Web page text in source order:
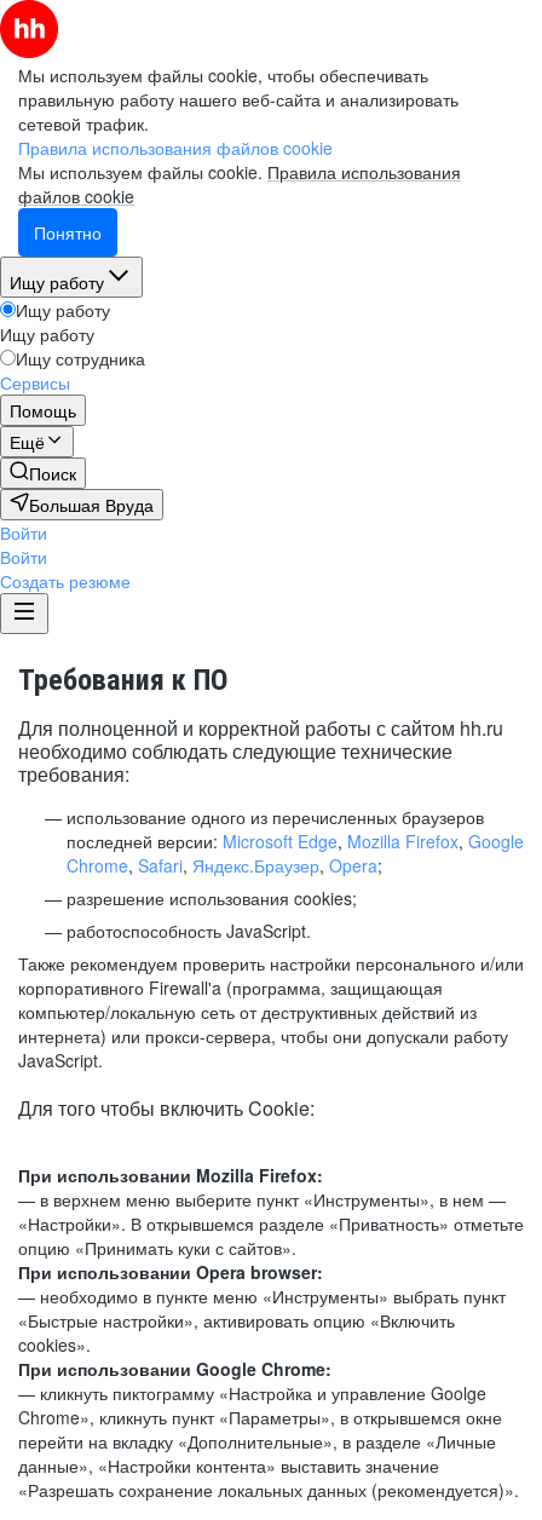
Мы используем файлы cookie, чтобы обеспечивать
правильную работу нашего веб-сайта и анализировать
сетевой трафик.
Правила использования файлов cookie
Мы используем файлы cookie. Правила использования
файлов cookie
Понятно
Ищу работу
Ищу работу
Ищу работу
Ищу сотрудника
Сервисы
Помощь
Ещё
Поиск
Большая Вруда
Войти
Войти
Создать резюме
Требования к ПО
Для полноценной и корректной работы с сайтом hh.ru
необходимо соблюдать следующие технические
требования:
использование одного из перечисленных браузеров
последней версии: Microsoft Edge, Mozilla Firefox, Google
Chrome, Safari, Яндекс.Браузер, Opera;
разрешение использования cookies;
работоспособность JavaScript.
Также рекомендуем проверить настройки персонального и/или
корпоративного Firewall'a (программа, защищающая
компьютер/локальную сеть от деструктивных действий из
интернета) или прокси-сервера, чтобы они допускали работу
JavaScript.
Для того чтобы включить Cookie:
При использовании Mozilla Firefox:
— в верхнем меню выберите пункт «Инструменты», в нем —
«Настройки». В открывшемся разделе «Приватность» отметьте
опцию «Принимать куки с сайтов».
При использовании Opera browser:
— необходимо в пункте меню «Инструменты» выбрать пункт
«Быстрые настройки», активировать опцию «Включить
cookies».
При использовании Google Chrome:
— кликнуть пиктограмму «Настройка и управление Goolge
Chrome», кликнуть пункт «Параметры», в открывшемся окне
перейти на вкладку «Дополнительные», в разделе «Личные
данные», «Настройки контента» выставить значение
«Разрешать сохранение локальных данных (рекомендуется)».